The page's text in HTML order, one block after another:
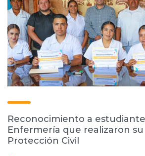
Reconocimiento a
Enfermería que realizaron su
Protección Civil